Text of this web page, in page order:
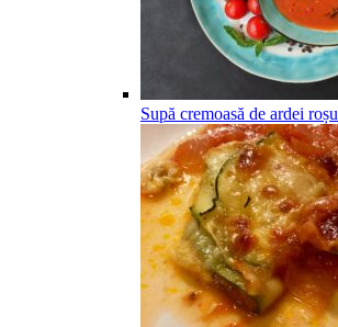
Supă cremoasă de ardei roșu